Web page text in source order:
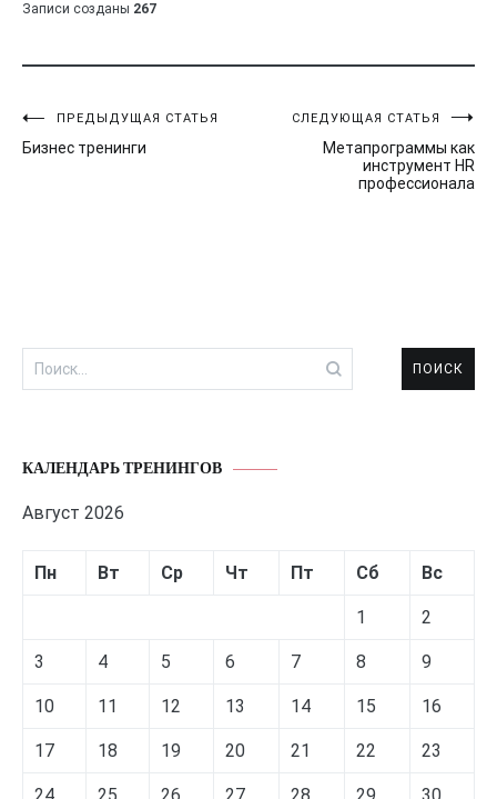
Записи созданы 267
Навигация
по
ПРЕДЫДУЩАЯ СТАТЬЯ
Бизнес тренинги
СЛЕДУЮЩАЯ СТАТЬЯ
Метапрограммы как
инструмент HR
профессионала
Найти:
КАЛЕНДАРЬ ТРЕНИНГОВ
Август 2026
Пн Вт Ср Чт Пт Сб Вс
1 2
3 4 5 6 7 8 9
10 11 12 13 14 15 16
17 18 19 20 21 22 23